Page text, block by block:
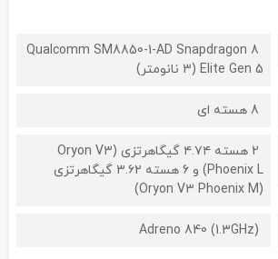
Qualcomm SM8850-1-AD Snapdragon 8
Elite Gen 5 (3 نانومتر)
8 هسته ای
2 هسته ۴.۷۴ گیگاهرتزی (Oryon V۳
Phoenix L) و 6 هسته ۳.۶۲ گیگاهرتزی
(Oryon V۳ Phoenix M)
Adreno 840 (1.3GHz)